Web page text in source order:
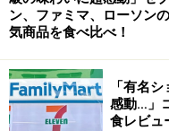
バターの余韻を
ン、ファミマ、ローソン
気商品を食べ比べ！
「有名
感動…」
食レビュ